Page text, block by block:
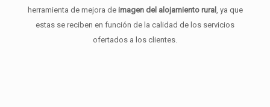
herramienta de mejora de imagen del alojamiento rural , ya que
estas se reciben en función de la calidad de los servicios
ofertados a los clientes.